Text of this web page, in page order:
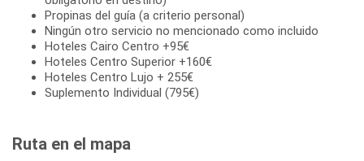
Propinas del guía (a criterio personal)
Ningún otro servicio no mencionado como incluido
Hoteles Cairo Centro +95€
Hoteles Centro Superior +160€
Hoteles Centro Lujo + 255€
Suplemento Individual (795€)
Ruta en el mapa